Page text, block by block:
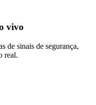
vivo
de sinais de segurança,
real.